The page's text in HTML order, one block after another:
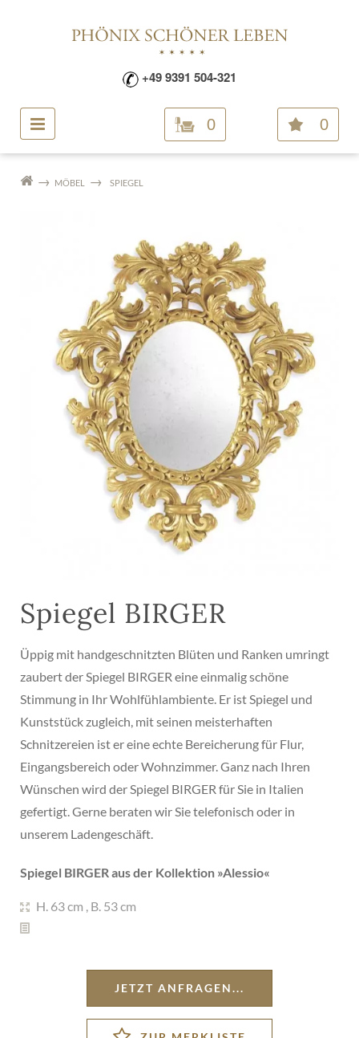
+49 9391 504-321
0 0
MÖBEL SPIEGEL
Spiegel BIRGER
Üppig mit handgeschnitzten Blüten und Ranken umringt
zaubert der Spiegel BIRGER eine einmalig schöne
Stimmung in Ihr Wohlfühlambiente. Er ist Spiegel und
Kunststück zugleich, mit seinen meisterhaften
Schnitzereien ist er eine echte Bereicherung für Flur,
Eingangsbereich oder Wohnzimmer. Ganz nach Ihren
Wünschen wird der Spiegel BIRGER für Sie in Italien
gefertigt. Gerne beraten wir Sie telefonisch oder in
unserem Ladengeschäft.
Spiegel BIRGER aus der Kollektion »Alessio«
H. 63 cm , B. 53 cm
JETZT ANFRAGEN...